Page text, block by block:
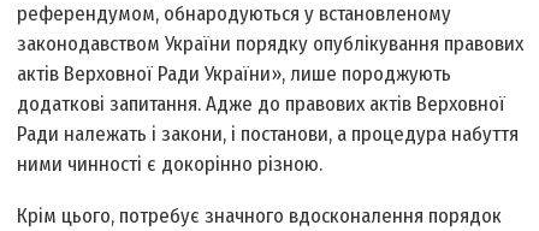
референдумом, обнародуються у встановленому
законодавством України порядку опублікування правових
актів Верховної Ради України», лише породжують
додаткові запитання. Адже до правових актів Верховної
Ради належать і закони, і постанови, а процедура набуття
ними чинності є докорінно різною.
Крім цього, потребує значного вдосконалення порядок